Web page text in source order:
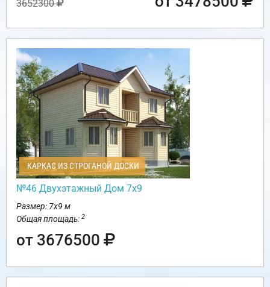
3652300
КАРКАС ИЗ СТРОГАНОЙ ДОСКИ
№46 Двухэтажный Дом 7х9
Размер: 7х9 м
Общая площадь: 2
от 3676500